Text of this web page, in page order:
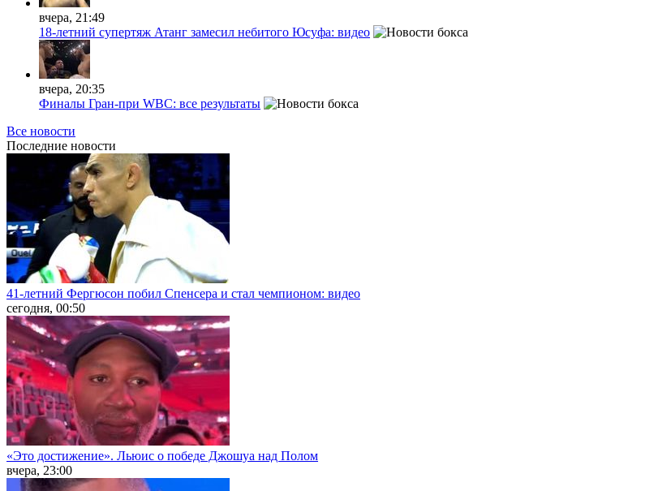
вчера, 21:49
18-летний супертяж Атанг замесил небитого Юсуфа: видео
вчера, 20:35
Финалы Гран-при WBC: все результаты
Все новости
Последние новости
41-летний Фергюсон побил Спенсера и стал чемпионом: видео
сегодня, 00:50
«Это достижение». Льюис о победе Джошуа над Полом
вчера, 23:00